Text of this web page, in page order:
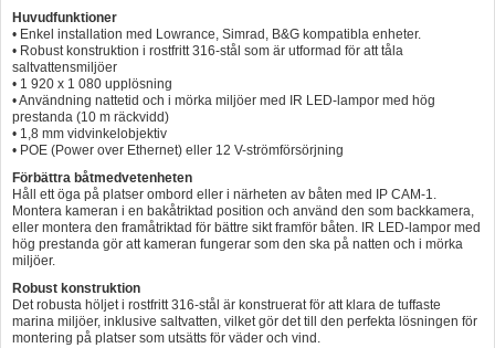
Thule - Takboxar
Thule - Lasthållare
LAGERRENSING
Begagnade Motorer & Båtar
Huvudfunktioner
• Enkel installation med Lowrance, Simrad, B&G kompatibla enheter.
• Robust konstruktion i rostfritt 316-stål som är utformad för att tåla
saltvattensmiljöer
• 1 920 x 1 080 upplösning
• Användning nattetid och i mörka miljöer med IR LED-lampor med hög
prestanda (10 m räckvidd)
• 1,8 mm vidvinkelobjektiv
• POE (Power over Ethernet) eller 12 V-strömförsörjning
Förbättra båtmedvetenheten
Håll ett öga på platser ombord eller i närheten av båten med IP CAM-1.
Montera kameran i en bakåtriktad position och använd den som backkamera,
eller montera den framåtriktad för bättre sikt framför båten. IR LED-lampor med
hög prestanda gör att kameran fungerar som den ska på natten och i mörka
miljöer.
Robust konstruktion
Det robusta höljet i rostfritt 316-stål är konstruerat för att klara de tuffaste
marina miljöer, inklusive saltvatten, vilket gör det till den perfekta lösningen för
montering på platser som utsätts för väder och vind.